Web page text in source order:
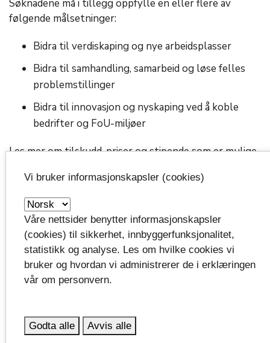
Søknadene må i tillegg oppfylle en eller flere av
følgende målsetninger:
Bidra til verdiskaping og nye arbeidsplasser
Bidra til samhandling, samarbeid og løse felles
problemstillinger
Bidra til innovasjon og nyskaping ved å koble
bedrifter og FoU-miljøer
Les mer om tilskudd, priser og stipende som er mulige
launch Tilskuddsordninger: se full oversikt her
Her ser du hvem som får tildelt
midler:
Søker Beløp
Vi bruker informasjonskapsler (cookies)
Våre nettsider benytter informasjonskapsler
(cookies) til sikkerhet, innbyggerfunksjonalitet,
statistikk og analyse. Les om hvilke cookies vi
bruker og hvordan vi administrerer de i erklæringen
vår om personvern.
Godta alle Avvis alle